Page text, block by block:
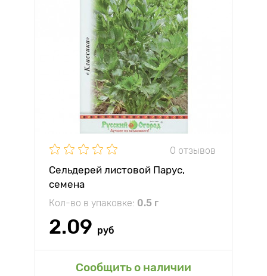
0 отзывов
Сельдерей листовой Парус,
семена
Кол-во в упаковке: 0.5 г
2.09 руб
Сообщить о наличии